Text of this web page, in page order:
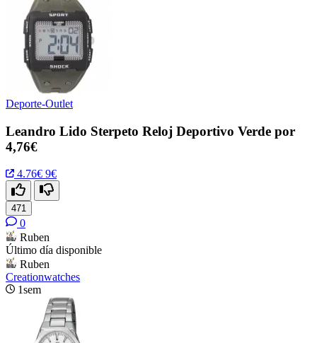
Deporte-Outlet
Leandro Lido Sterpeto Reloj Deportivo Verde por
4,76€
4.76€ 9€
471
0
Ruben
Último día disponible
Ruben
Creationwatches
1sem